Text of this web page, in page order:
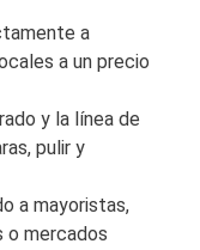
a
a un precio
y la línea de
pulir y
a mayoristas,
o mercados